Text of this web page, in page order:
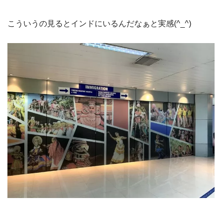
こういうの見るとインドにいるんだなぁと実感(^_^)